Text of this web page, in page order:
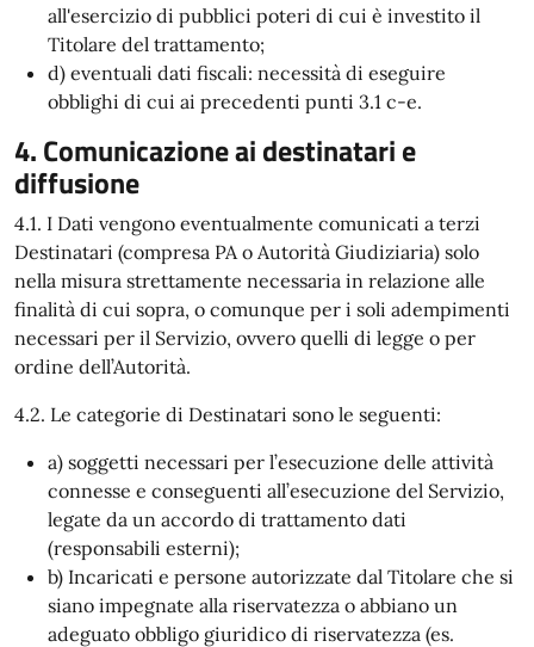
all'esercizio di pubblici poteri di cui è investito il
Titolare del trattamento;
d) eventuali dati fiscali: necessità di eseguire
obblighi di cui ai precedenti punti 3.1 c-e.
4. Comunicazione ai destinatari e
diffusione
4.1. I Dati vengono eventualmente comunicati a terzi
Destinatari (compresa PA o Autorità Giudiziaria) solo
nella misura strettamente necessaria in relazione alle
finalità di cui sopra, o comunque per i soli adempimenti
necessari per il Servizio, ovvero quelli di legge o per
ordine dell’Autorità.
4.2. Le categorie di Destinatari sono le seguenti:
a) soggetti necessari per l’esecuzione delle attività
connesse e conseguenti all’esecuzione del Servizio,
legate da un accordo di trattamento dati
(responsabili esterni);
b) Incaricati e persone autorizzate dal Titolare che si
siano impegnate alla riservatezza o abbiano un
adeguato obbligo giuridico di riservatezza (es.